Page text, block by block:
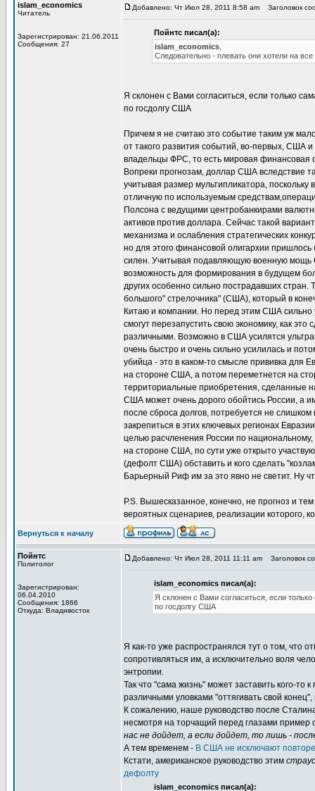
islam_economics
Читатель
Зарегистрирован: 21.06.2011
Сообщения: 27
Добавлено: Чт Июл 28, 2011 8:58 am Заголовок
Пойнтс писал(а):
islam_economics
Следовательно - плевать они хотели на
Я склонен с Вами согласиться, если только
по госдолгу США
Причем я не считаю это событие таким уж
от такого развития событий, во-первых, США и
владельцы ФРС, то есть мировая финансовая
Вопреки прогнозам, доллар США вследствие
учитывая размер мультипликатора,
отличную по используемым
Полсона с ведущими центробанкирами
активов против доллара. Сейчас такой
механизма и ослабления стратегических
но для этого финансовой олигархии
силен. Учитывая подавляющую военную мощь
возможность для формирования в будущем
других особенно сильно пострадавших стран.
большого" стрелочника" (США), который в
Китаю и компании. Но перед этим США сильно
смогут перезапустить свою экономику, как
различными. Возможно в США усилятся
очень быстро и очень сильно усилилась и
убийца - это в каком-то смысле прививка для
на стороне США, а потом переметнется на
территориальные приобретения, сделанные
США может очень дорого обойтись России, а
после сброса долгов, потребуется не
закрепиться в этих ключевых регионах
целью расчленения России по
на стороне США, по сути уже открыто
(дефолт США) обставить и кого сделать
Барьерный Риф им за это явно не светит. Ну
P.S. Вышесказанное, конечно, не прогноз и
вероятных сценариев, реализации которого,
Вернуться к началу
Пойнтс
Политолог
Зарегистрирован:
06.04.2010
Сообщения: 1866
Откуда: Владивосток
Добавлено: Чт Июл 28, 2011 11:11 am Заголовок
islam_economics писал(а):
Я склонен с Вами согласиться, если
по госдолгу США
Я как-то уже распространялся тут о том, что
сопротивляться им, а исключительно воля
энтропии.
Так что "сама жизнь" может заставить кого-то
различными уловками "оттягивать свой
К сожалению, наше руководство после
несмотря на торчащий перед глазами
нас не дойдет, а если дойдет, то лишь -
А тем временем - В США не исключают
Кстати, американское руководство этим
дефолту
islam_economics писал(а):